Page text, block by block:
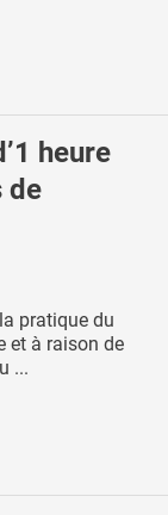
heure
de
pratique du
et à raison de
...